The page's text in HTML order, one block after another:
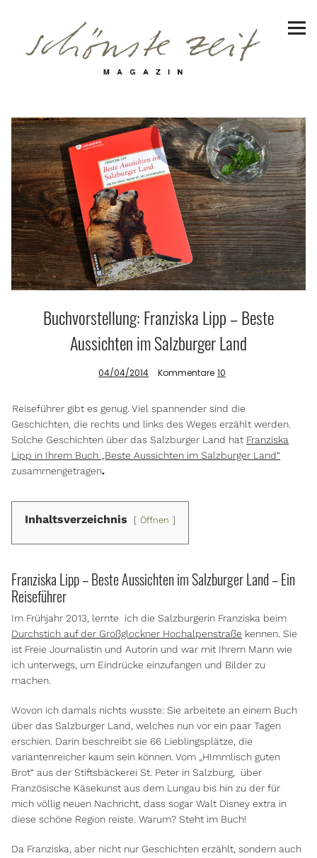
Reiseziele
Genuss
Lifestyle
Erlebnisse
FacebookInstagram
PinterestBlueskyThreads
Buchvorstellung: Franziska Lipp – Beste
Aussichten im Salzburger Land
04/04/2014 Kommentare 10
Reiseführer gibt es genug. Viel spannender sind die
Geschichten, die rechts und links des Weges erzählt werden.
Solche Geschichten über das Salzburger Land hat Franziska
Lipp in Ihrem Buch „Beste Aussichten im Salzburger Land“
zusammengetragen.
Inhaltsverzeichnis Öffnen
Franziska Lipp – Beste Aussichten im Salzburger Land – Ein
Reiseführer
Im Frühjahr 2013, lernte ich die Salzburgerin Franziska beim
Durchstich auf der Großglockner Hochalpenstraße kennen. Sie
ist Freie Journalistin und Autorin und war mit Ihrem Mann wie
ich unterwegs, um Eindrücke einzufangen und Bilder zu
machen.
Wovon ich damals nichts wusste: Sie arbeitete an einem Buch
über das Salzburger Land, welches nun vor ein paar Tagen
erschien. Darin beschreibt sie 66 Lieblingsplätze, die
variantenreicher kaum sein können. Vom „HImmlisch guten
Brot“ aus der Stiftsbäckerei St. Peter in Salzburg, über
Französische Käsekunst aus dem Lungau bis hin zu der für
mich völlig neuen Nachricht, dass sogar Walt Disney extra in
diese schöne Region reiste. Warum? Steht im Buch!
Da Franziska, aber nicht nur Geschichten erzählt, sondern auch